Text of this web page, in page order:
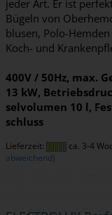
jeder Art. Er ist
Bü­geln von
blu­sen, Polo-​
Koch- und
400V / 50Hz, max.
13 kW,
sel­vo­lu­men 10 l,
schluss
Lieferzeit: ca. 3-4
abweichend)